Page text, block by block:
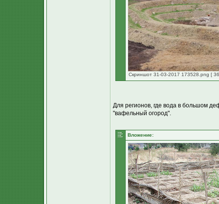
Скриншот 31-03-2017 173528.png [
Для регионов, где вода в большом
"вафельный огород".
Вложение: